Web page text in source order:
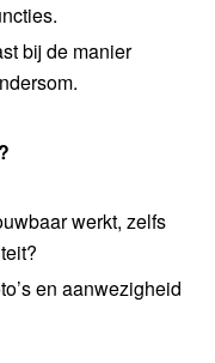
bij de manier
werkt, zelfs
en aanwezigheid